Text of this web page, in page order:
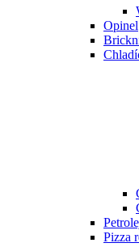
Opinel
Pizza